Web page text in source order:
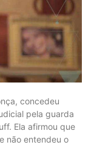
concedeu
pela guarda
Ela afirmou que
não entendeu o